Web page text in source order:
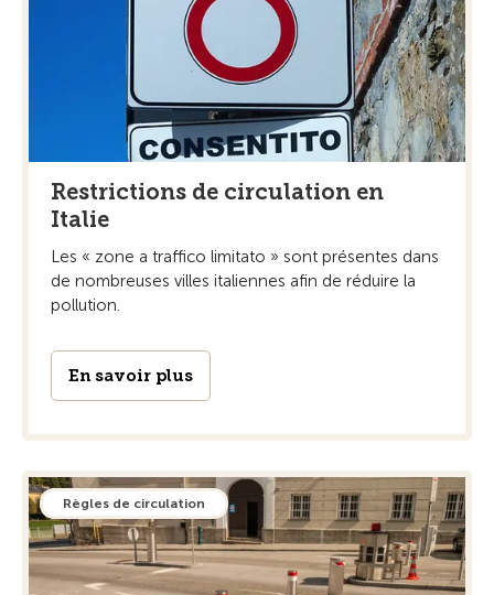
Restrictions de circulation en
Italie
Les « zone a traffico limitato » sont présentes dans
de nombreuses villes italiennes afin de réduire la
pollution.
En savoir plus
Règles de circulation